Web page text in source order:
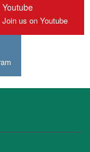
Youtube
Join us on Youtube